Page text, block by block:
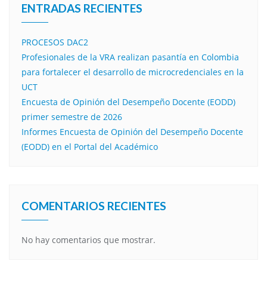
ENTRADAS RECIENTES
PROCESOS DAC2
Profesionales de la VRA realizan pasantía en Colombia
para fortalecer el desarrollo de microcredenciales en la
UCT
Encuesta de Opinión del Desempeño Docente (EODD)
primer semestre de 2026
Informes Encuesta de Opinión del Desempeño Docente
(EODD) en el Portal del Académico
COMENTARIOS RECIENTES
No hay comentarios que mostrar.